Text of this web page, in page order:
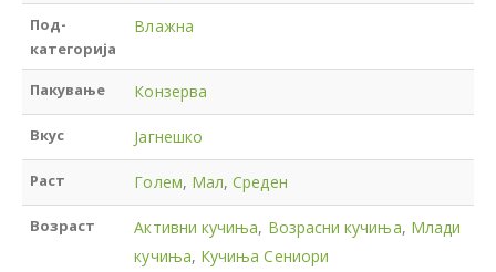
Под-
категорија
Влажна
Пакување Конзерва
Вкус Јагнешко
Раст Голем, Мал,Среден
Возраст Активни кучиња, Возрасни кучиња, Млади
кучиња, Кучиња Сениори